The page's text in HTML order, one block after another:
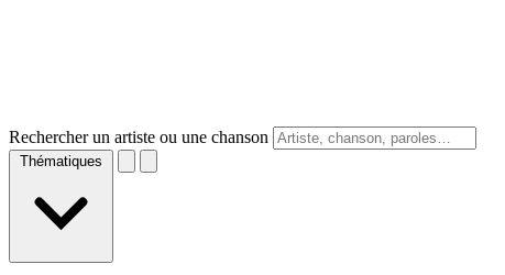
Rechercher un artiste ou une chanson
Thématiques